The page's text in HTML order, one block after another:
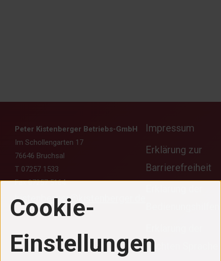
Peter Kistenberger Betriebs-GmbH
Im Schollengarten 17
76646 Bruchsal
T 07257 1533
Fax 07257 5164
kistenberger@kistenberger.de
Impressum
Erklärung zur
Barrierefreiheit
leichten Sprache
Sie
durch
Cookie-
Einstellungen